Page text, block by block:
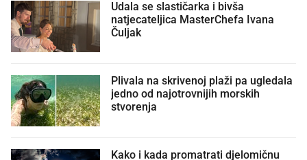
Udala se slastičarka i bivša
natjecateljica MasterChefa Ivana
Čuljak
Plivala na skrivenoj plaži pa ugledala
jedno od najotrovnijih morskih
stvorenja
Kako i kada promatrati djelomičnu